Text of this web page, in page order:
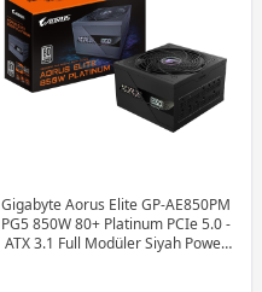
Gigabyte Aorus Elite GP-AE850PM
PG5 850W 80+ Platinum PCIe 5.0 -
ATX 3.1 Full Modüler Siyah Power